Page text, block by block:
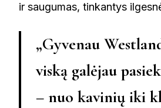
ir saugumas, tinkantys
„Gyvenau
viską galėjau
– nuo kavinių iki